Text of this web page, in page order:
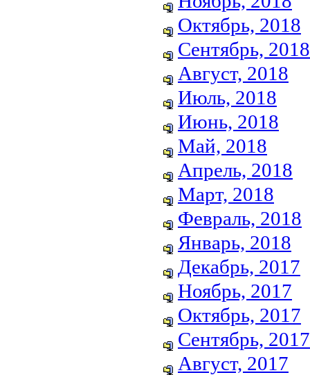
Октябрь, 2018
Сентябрь, 2018
Август, 2018
Июль, 2018
Июнь, 2018
Май, 2018
Апрель, 2018
Март, 2018
Февраль, 2018
Январь, 2018
Декабрь, 2017
Ноябрь, 2017
Октябрь, 2017
Сентябрь, 2017
Август, 2017